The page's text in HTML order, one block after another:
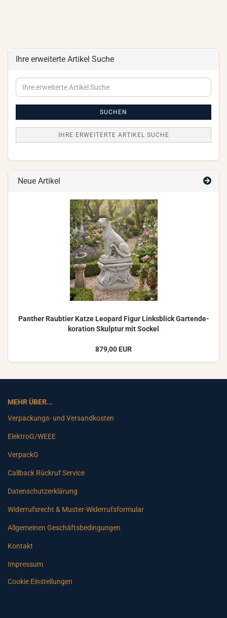
Ihre erweiterte Artikel Suche
Ihre
erweiterte
SUCHEN
IHRE ERWEITERTE ARTIKEL SUCHE
Neue Artikel
Pan­ther Raub­tier Katze Leo­pard Figur Links­blick Gar­ten­de­
ko­ra­ti­on Skulp­tur mit So­ckel
879,00 EUR
MEHR ÜBER...
Verpackungs- und Versandkosten
ElektroG/WEEE
VerpackG
Callback Rückruf Service
Datenschutzerklärung
Widerrufsrecht & Muster-Widerrufsformular
Allgemeinen Geschäftsbedingungen
Kontakt
Impressum
Cookie Einstellungen